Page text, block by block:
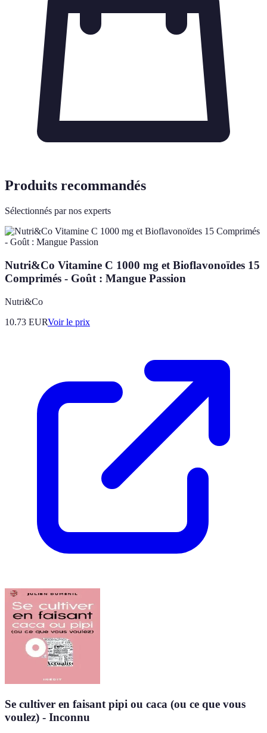
Produits recommandés
Sélectionnés par nos experts
Nutri&Co Vitamine C 1000 mg et Bioflavonoïdes 15
Comprimés - Goût : Mangue Passion
Nutri&Co
10.73 EURVoir le prix
Se cultiver en faisant pipi ou caca (ou ce que vous
voulez) - Inconnu